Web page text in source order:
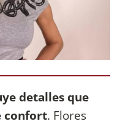
detalles que
confort. Flores